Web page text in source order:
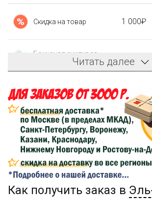
Скидка на товар 1 000₽
Бонусная скидка за
регистрацию
210₽
на первый заказ!
Компенсация части
затрат на доставку
300₽
Оплатите заказ на карту Сбербанка,
компенсируем 300₽ на доставку
...на следующий заказ
Читать далее
Как получить заказ в